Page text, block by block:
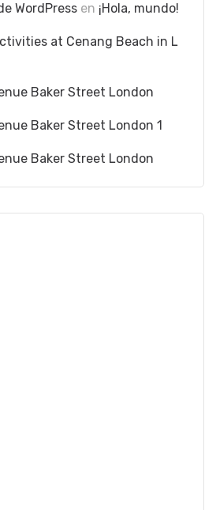
WordPress en ¡Hola, mundo!
at Cenang Beach in L
Baker Street London
Baker Street London 1
Baker Street London